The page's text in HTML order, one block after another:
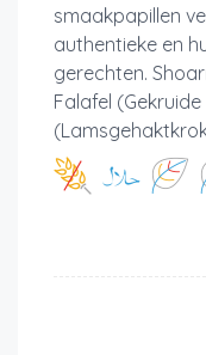
smaakpapillen
authentieke en
gerechten.
Falafel